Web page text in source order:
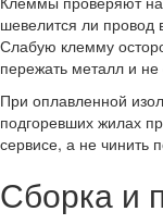
шевелится ли провод
Слабую клемму
пережать металл и
При оплавленной
подгоревших жилах
сервисе, а не чинить
Сборка и